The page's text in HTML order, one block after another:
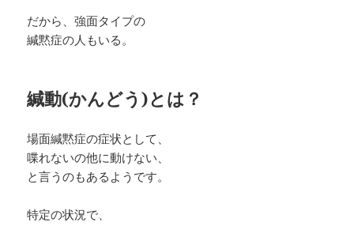
だから、強面タイプの
緘黙症の人もいる。
緘動(かんどう)とは？
場面緘黙症の症状として、
喋れないの他に動けない、
と言うのもあるようです。
特定の状況で、